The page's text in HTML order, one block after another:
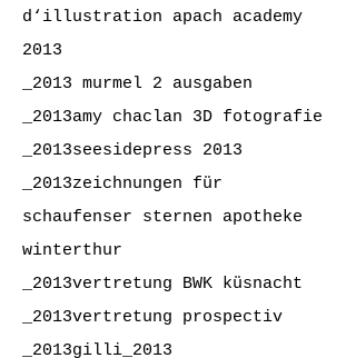
d‘illustration apach academy
2013
_2013 murmel 2 ausgaben
_2013amy chaclan 3D fotografie
_2013seesidepress 2013
_2013zeichnungen für
schaufenser sternen apotheke
winterthur
_2013vertretung BWK küsnacht
_2013vertretung prospectiv
_2013gilli_2013